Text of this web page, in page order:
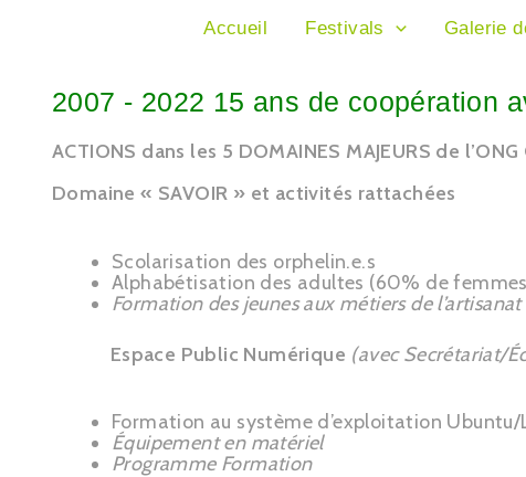
Accueil Festivals Galerie
2007 - 2022 15 ans de coopération
ACTIONS dans les 5 DOMAINES MAJEURS de l’ONG
Domaine « SAVOIR » et activités rattachées
Scolarisation des orphelin.e.s
Alphabétisation des adultes (60% de
Formation des jeunes aux métiers de l’artisanat
Espace Public Numérique (avec Secrétariat/
Formation au système d’exploitation Ubuntu/
Équipement en matériel
Programme Formation